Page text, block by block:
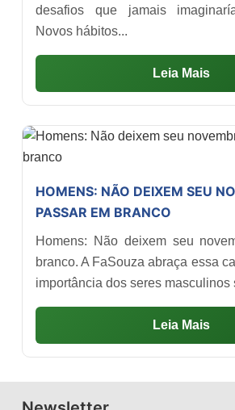
desafios que jamais
Novos hábitos...
Leia Mais
HOMENS: NÃO DEIXEM SEU
PASSAR EM BRANCO
Homens: Não deixem seu
branco. A FaSouza abraça essa
importância dos seres masculinos
Leia Mais